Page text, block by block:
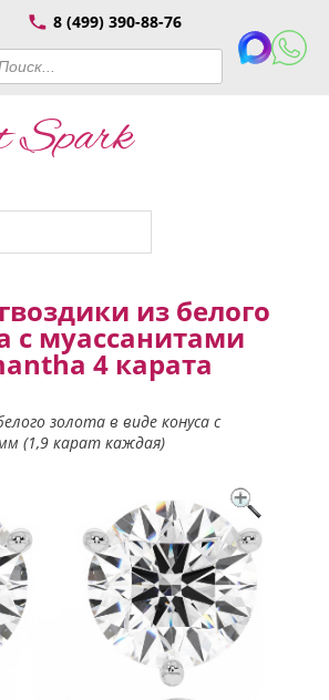
8 (499) 390-88-76
из белого
с муассанитами
4 карата
золота в виде конуса с
(1,9 карат каждая)